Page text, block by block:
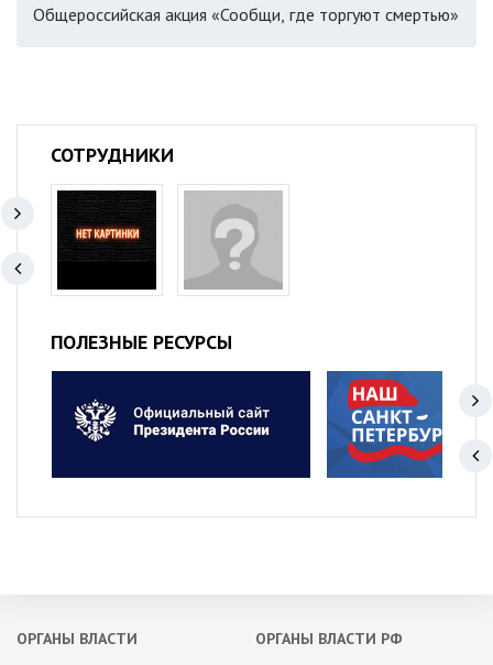
Общероссийская акция «Сообщи, где торгуют смертью»
СОТРУДНИКИ
ПОЛЕЗНЫЕ РЕСУРСЫ
ОРГАНЫ ВЛАСТИ ОРГАНЫ ВЛАСТИ РФ